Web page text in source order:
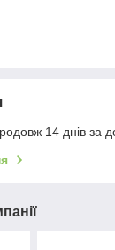
14 днів за